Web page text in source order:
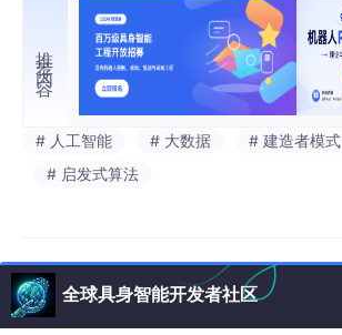
推荐内容
# 人工智能 # 大数据 # 建造者模式
# 启发式算法
全球具身智能开发者社区